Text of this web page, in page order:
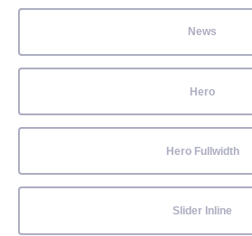
News
Hero
Hero Fullwidth
Slider Inline